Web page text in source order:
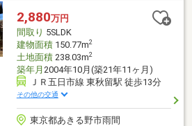
2,880万円
間取り 5SLDK
建物面積150.77m2
土地面積238.03m2
築年月 2004年10月(築21年11ヶ月)
ＪＲ五日市線 東秋留駅 徒歩13分
その他の交通
東京都あきる野市雨間